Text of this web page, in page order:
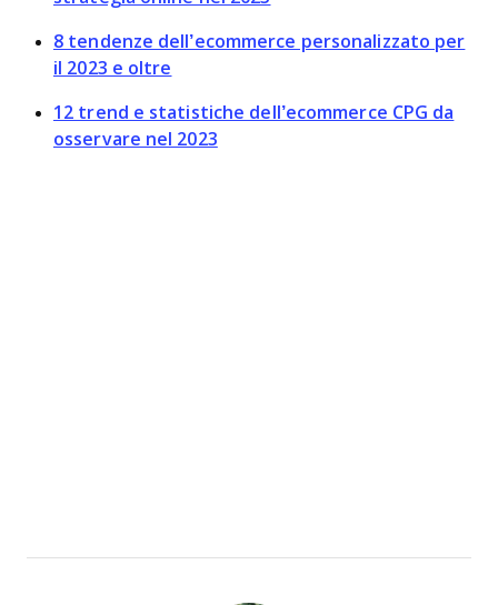
8 tendenze dell’ecommerce personalizzato per
il 2023 e oltre
12 trend e statistiche dell’ecommerce CPG da
osservare nel 2023